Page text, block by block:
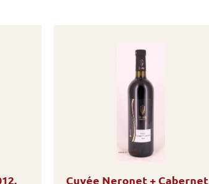
Cuvée Neronet + Cabernet